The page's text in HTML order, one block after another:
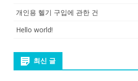
개인용 헬기 구입에 관한 건
Hello world!
최신 글